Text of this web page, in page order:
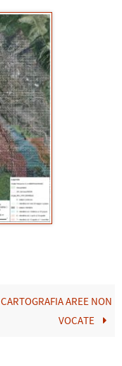
CARTOGRAFIA AREE NON
VOCATE